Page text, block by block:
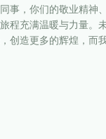
事，你们的敬业精神
程充满温暖与力量。
创造更多的辉煌，而